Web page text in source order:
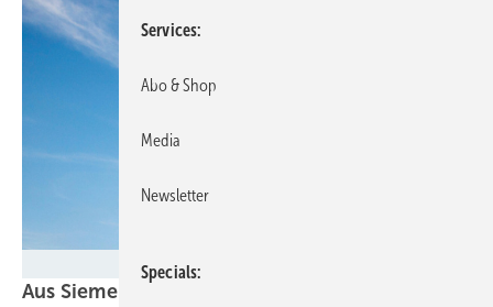
Aus Siemens Gamesa Renewable Energy wird
Services
Abo & Shop
Media
Newsletter
Specials